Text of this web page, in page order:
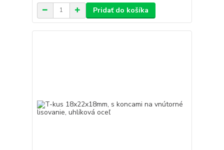
Pridať do košíka